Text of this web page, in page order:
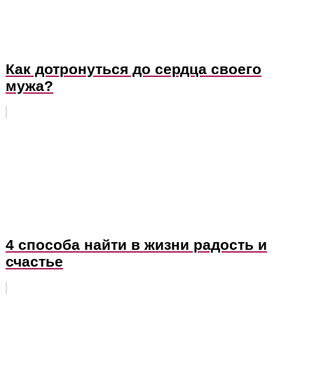
Как дотронуться до сердца своего
мужа?
4 способа найти в жизни радость и
счастье